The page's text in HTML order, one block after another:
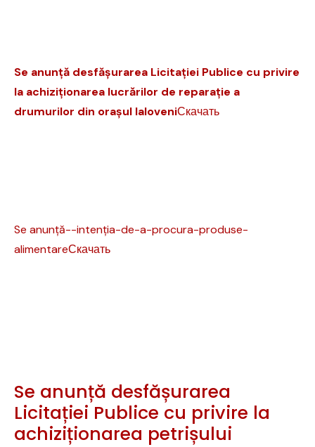
Se anunță desfășurarea Licitației Publice cu privire
la achiziționarea lucrărilor de reparație a
drumurilor din orașul IaloveniСкачать
Se anunță--intenția-de-a-procura-produse-
alimentareСкачать
Se anunță desfășurarea
Licitației Publice cu privire la
achiziționarea petrișului